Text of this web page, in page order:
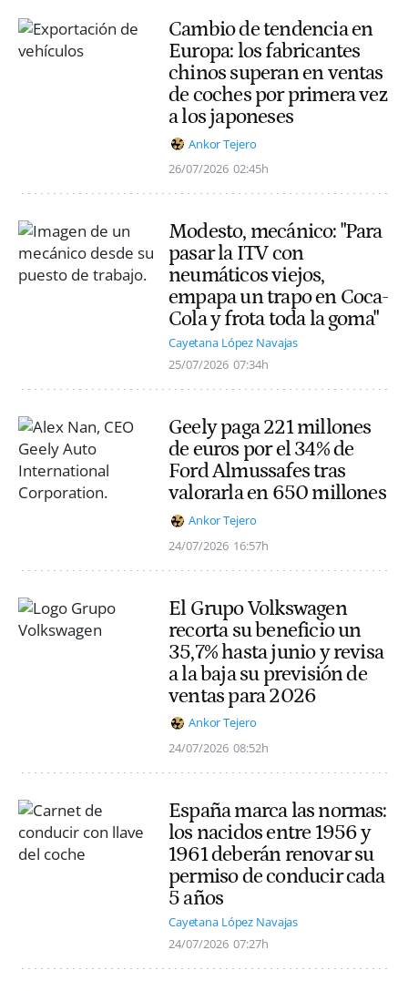
Cambio de tendencia en
Europa: los fabricantes
chinos superan en ventas
de coches por primera vez
a los japoneses
Ankor Tejero
26/07/2026 02:45h
Modesto, mecánico: "Para
pasar la ITV con
neumáticos viejos,
empapa un trapo en Coca-
Cola y frota toda la goma"
Cayetana López Navajas
25/07/2026 07:34h
Geely paga 221 millones
de euros por el 34% de
Ford Almussafes tras
valorarla en 650 millones
Ankor Tejero
24/07/2026 16:57h
El Grupo Volkswagen
recorta su beneficio un
35,7% hasta junio y revisa
a la baja su previsión de
ventas para 2026
Ankor Tejero
24/07/2026 08:52h
España marca las normas:
los nacidos entre 1956 y
1961 deberán renovar su
permiso de conducir cada
5 años
Cayetana López Navajas
24/07/2026 07:27h